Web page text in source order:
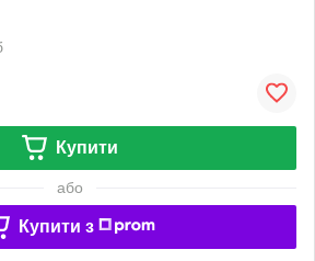
Купити
або
Купити з